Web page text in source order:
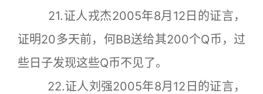
21.证人戎杰2005年8月12日的证言，
证明20多天前，何BB送给其200个Q币，过
些日子发现这些Q币不见了。
22.证人刘强2005年8月12日的证言，